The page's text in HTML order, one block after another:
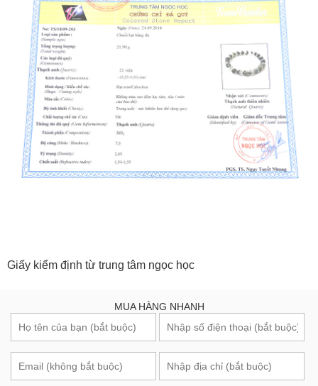
Giấy kiểm định từ trung tâm ngọc học
MUA HÀNG NHANH